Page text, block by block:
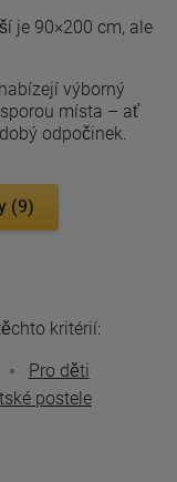
je 90×200 cm, ale
výborný
místa – ať
odpočinek.
(9)
kritérií:
Pro děti
postele